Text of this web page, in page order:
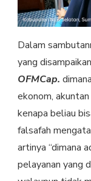
Dalam
yang
OFMCap.
ekonom,
kenapa beliau
falsafah
artinya “dimana
pelayanan yang